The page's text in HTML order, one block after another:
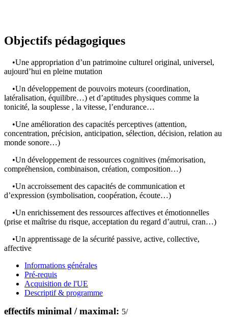
Objectifs pédagogiques
•Une appropriation d’un patrimoine culturel original, universel,
aujourd’hui en pleine mutation
•Un développement de pouvoirs moteurs (coordination,
latéralisation, équilibre…) et d’aptitudes physiques comme la
tonicité, la souplesse , la vitesse, l’endurance…
•Une amélioration des capacités perceptives (attention,
concentration, précision, anticipation, sélection, décision, relation au
monde sonore…)
•Un développement de ressources cognitives (mémorisation,
compréhension, combinaison, création, composition…)
•Un accroissement des capacités de communication et
d’expression (symbolisation, coopération, écoute…)
•Un enrichissement des ressources affectives et émotionnelles
(prise et maîtrise du risque, acceptation du regard d’autrui, cran…)
•Un apprentissage de la sécurité passive, active, collective,
affective
Informations générales
Pré-requis
Acquisition de l'UE
Descriptif & programme
effectifs minimal / maximal: 5/